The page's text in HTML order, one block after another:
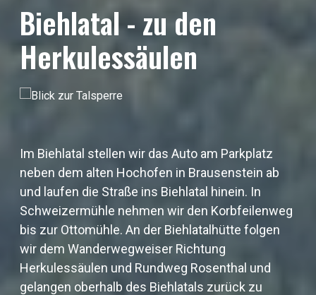
Biehlatal - zu den
Herkulessäulen
Im Biehlatal stellen wir das Auto am Parkplatz
neben dem alten Hochofen in Brausenstein ab
und laufen die Straße ins Biehlatal hinein. In
Schweizermühle nehmen wir den Korbfeilenweg
bis zur Ottomühle. An der Biehlatalhütte folgen
wir dem Wanderwegweiser Richtung
Herkulessäulen und Rundweg Rosenthal und
gelangen oberhalb des Biehlatals zurück zu